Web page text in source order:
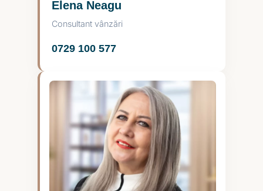
Elena Neagu
Consultant vânzări
0729 100 577